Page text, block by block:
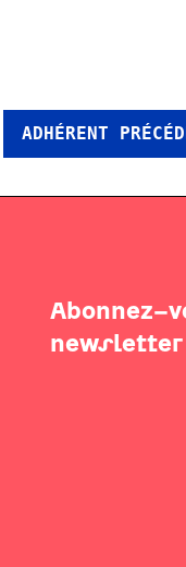
ADHÉRENT
Abonnez-
newsletter